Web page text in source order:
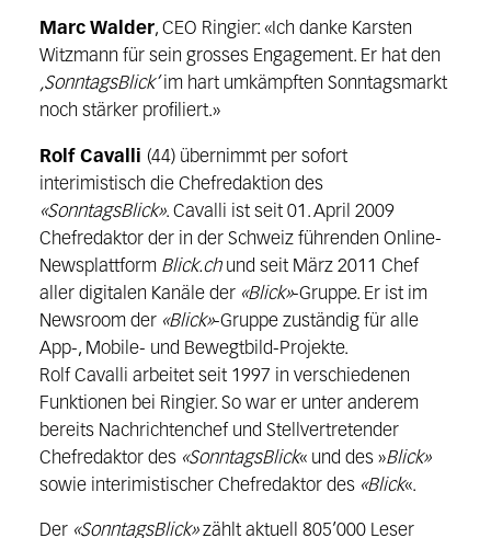
Marc Walder, CEO Ringier: «Ich danke Karsten
Witzmann für sein grosses Engagement. Er hat den
‚SonntagsBlick‘im hart umkämpften Sonntagsmarkt
noch stärker profiliert.»
Rolf Cavalli (44) übernimmt per sofort
interimistisch die Chefredaktion des
«SonntagsBlick». Cavalli ist seit 01. April 2009
Chefredaktor der in der Schweiz führenden Online-
Newsplattform Blick.chund seit März 2011 Chef
aller digitalen Kanäle der «Blick»-Gruppe. Er ist im
Newsroom der «Blick»-Gruppe zuständig für alle
App-, Mobile- und Bewegtbild-Projekte.
Rolf Cavalli arbeitet seit 1997 in verschiedenen
Funktionen bei Ringier. So war er unter anderem
bereits Nachrichtenchef und Stellvertretender
Chefredaktor des «SonntagsBlick« und des »Blick»
sowie interimistischer Chefredaktor des «Blick«.
Der «SonntagsBlick»zählt aktuell 805’000 Leser